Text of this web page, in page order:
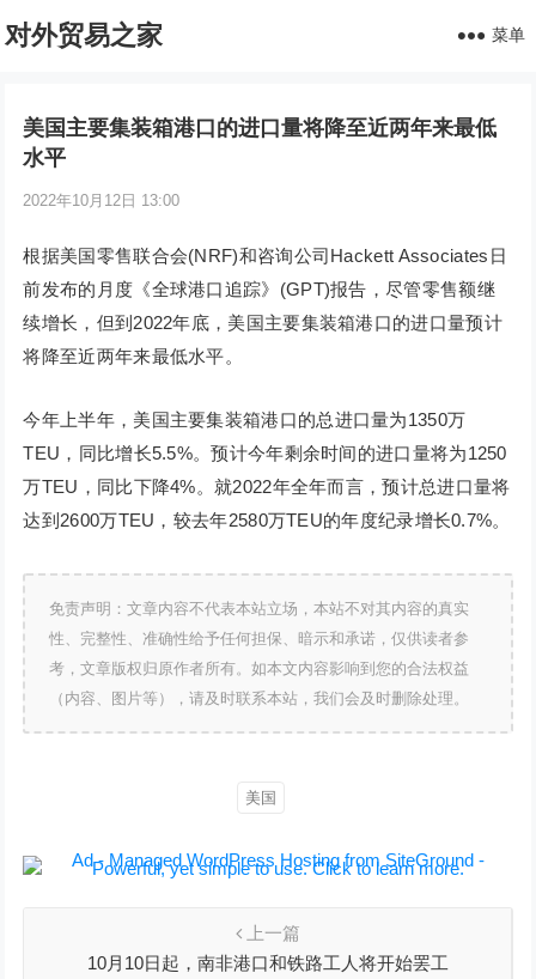
对外贸易之家 菜单
美国主要集装箱港口的进口量将降至近两年来最低
水平
2022年10月12日 13:00
根据美国零售联合会(NRF)和咨询公司Hackett Associates日
前发布的月度《全球港口追踪》(GPT)报告，尽管零售额继
续增长，但到2022年底，美国主要集装箱港口的进口量预计
将降至近两年来最低水平。
今年上半年，美国主要集装箱港口的总进口量为1350万
TEU，同比增长5.5%。预计今年剩余时间的进口量将为1250
万TEU，同比下降4%。就2022年全年而言，预计总进口量将
达到2600万TEU，较去年2580万TEU的年度纪录增长0.7%。
免责声明：文章内容不代表本站立场，本站不对其内容的真实
性、完整性、准确性给予任何担保、暗示和承诺，仅供读者参
考，文章版权归原作者所有。如本文内容影响到您的合法权益
（内容、图片等），请及时联系本站，我们会及时删除处理。
美国
上一篇
10月10日起，南非港口和铁路工人将开始罢工